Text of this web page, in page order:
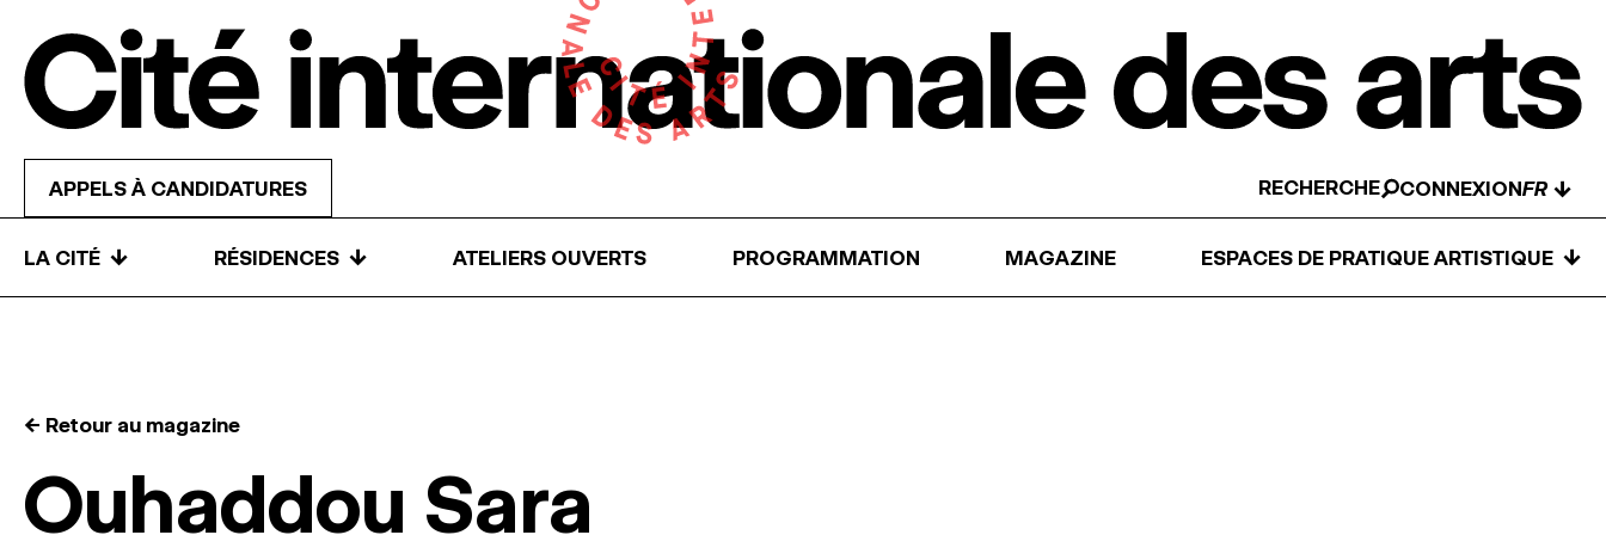
APPELS À CANDIDATURES RECHERCHE CONNEXION ↓
LA CITÉ ↓ RÉSIDENCES ↓ ATELIERS OUVERTS PROGRAMMATION MAGAZINE ESPACES DE PRATIQUE ARTISTIQUE ↓
← Retour au magazine
Ouhaddou Sara